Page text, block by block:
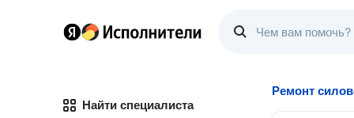
Найти специалиста
Ремонт